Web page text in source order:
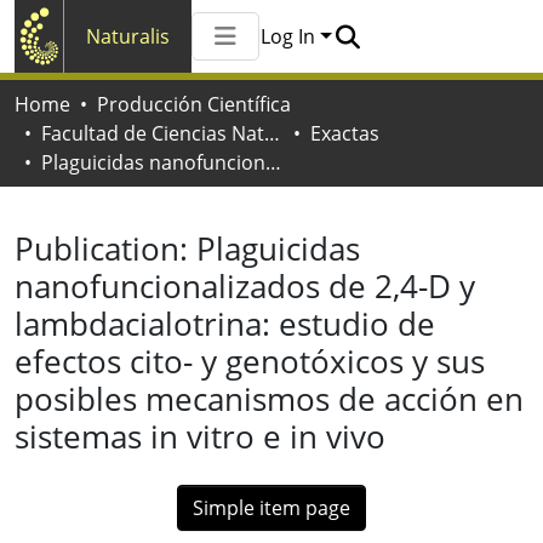
Naturalis
All of Naturalis
Log In
Home
Producción Científica
Facultad de Ciencias Naturales y Museo
Exactas
Plaguicidas nanofuncionalizados de 2,4-D y lambdacialotrina: estudio de efectos cito- y genotóxicos y sus posibles mecanismos de acción en sistemas in vitro e in vivo
Publication: Plaguicidas
nanofuncionalizados de 2,4-D y
lambdacialotrina: estudio de
efectos cito- y genotóxicos y sus
posibles mecanismos de acción en
sistemas in vitro e in vivo
Simple item page